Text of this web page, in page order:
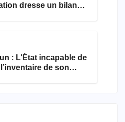
dresse un bilan
: L’État incapable de
de son